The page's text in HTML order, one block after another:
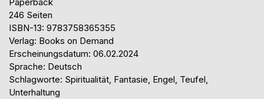
Paperback
246 Seiten
ISBN-13: 9783758365355
Verlag: Books on Demand
Erscheinungsdatum: 06.02.2024
Sprache: Deutsch
Schlagworte: Spiritualität, Fantasie, Engel, Teufel,
Unterhaltung